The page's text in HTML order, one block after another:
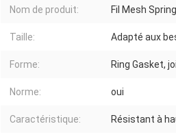
Nom de produit: Fil Mesh
Taille: Adapté aux
Forme: Ring Gasket,
Norme: oui
Caractéristique: Résistant à